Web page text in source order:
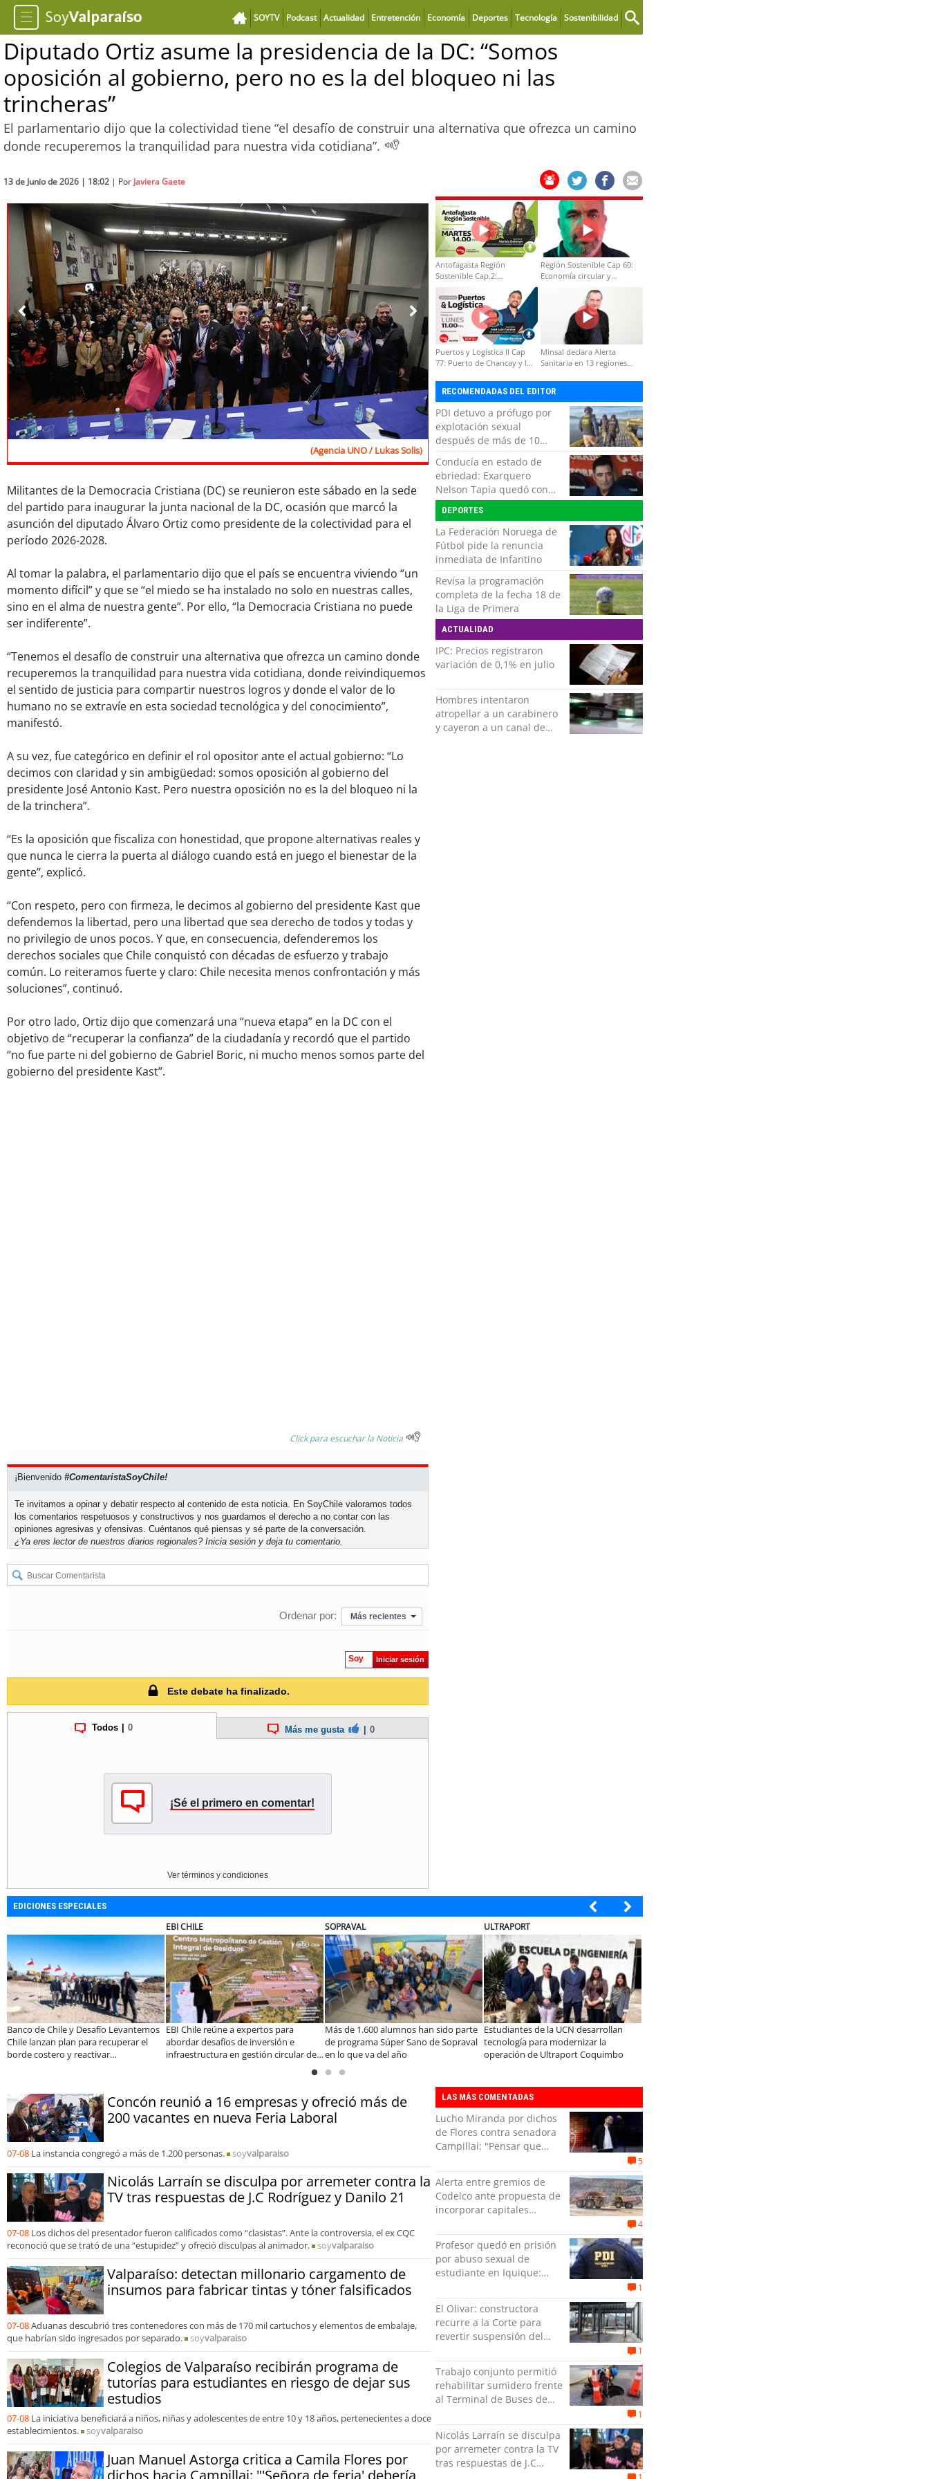
SOYTV Podcast Actualidad Entretención Economía Deportes Tecnología Sostenibilidad
Diputado Ortiz asume la presidencia de la DC: “Somos
oposición al gobierno, pero no es la del bloqueo ni las
trincheras”
El parlamentario dijo que la colectividad tiene “el desafío de construir una alternativa que ofrezca un camino
donde recuperemos la tranquilidad para nuestra vida cotidiana”.
13 de Junio de 2026 | 18:02 | Por Javiera Gaete
(Agencia UNO / Lukas Solis)
Militantes de la Democracia Cristiana (DC) se reunieron este sábado en la sede
del partido para inaugurar la junta nacional de la DC, ocasión que marcó la
asunción del diputado Álvaro Ortiz como presidente de la colectividad para el
período 2026-2028.
Al tomar la palabra, el parlamentario dijo que el país se encuentra viviendo “un
momento difícil” y que se “el miedo se ha instalado no solo en nuestras calles,
sino en el alma de nuestra gente”. Por ello, “la Democracia Cristiana no puede
ser indiferente”.
“Tenemos el desafío de construir una alternativa que ofrezca un camino donde
recuperemos la tranquilidad para nuestra vida cotidiana, donde reivindiquemos
el sentido de justicia para compartir nuestros logros y donde el valor de lo
humano no se extravíe en esta sociedad tecnológica y del conocimiento”,
manifestó.
A su vez, fue categórico en definir el rol opositor ante el actual gobierno: “Lo
decimos con claridad y sin ambigüedad: somos oposición al gobierno del
presidente José Antonio Kast. Pero nuestra oposición no es la del bloqueo ni la
de la trinchera”.
“Es la oposición que fiscaliza con honestidad, que propone alternativas reales y
que nunca le cierra la puerta al diálogo cuando está en juego el bienestar de la
gente”, explicó.
“Con respeto, pero con firmeza, le decimos al gobierno del presidente Kast que
defendemos la libertad, pero una libertad que sea derecho de todos y todas y
no privilegio de unos pocos. Y que, en consecuencia, defenderemos los
derechos sociales que Chile conquistó con décadas de esfuerzo y trabajo
común. Lo reiteramos fuerte y claro: Chile necesita menos confrontación y más
soluciones”, continuó.
Por otro lado, Ortiz dijo que comenzará una “nueva etapa” en la DC con el
objetivo de “recuperar la confianza” de la ciudadanía y recordó que el partido
“no fue parte ni del gobierno de Gabriel Boric, ni mucho menos somos parte del
gobierno del presidente Kast”.
Click para escuchar la Noticia
¡Bienvenido #ComentaristaSoyChile!
Te invitamos a opinar y debatir respecto al contenido de esta noticia. En SoyChile valoramos todos
los comentarios respetuosos y constructivos y nos guardamos el derecho a no contar con las
opiniones agresivas y ofensivas. Cuéntanos qué piensas y sé parte de la conversación.
¿Ya eres lector de nuestros diarios regionales? Inicia sesión y deja tu comentario.
Ordenar por: Más recientes
Soy Iniciar sesión
Este debate ha finalizado.
Todos 0 Más me gusta 0
¡Sé el primero en comentar!
Ver términos y condiciones
Antofagasta Región
Sostenible Cap.2:
Educación ambiental y
formación de capacidades
técnicas
Región Sostenible Cap 60:
Economía circular y
Puertos y Logística II Cap
77: Puerto de Chancay y la
Minsal declara Alerta
Sanitaria en 13 regiones
RECOMENDADAS DEL EDITOR
PDI detuvo a prófugo por
explotación sexual
después de más de 10
horas de navegación en la
zona austral
Conducía en estado de
ebriedad: Exarquero
Nelson Tapia quedó con
lesiones graves tras
accidente vehicular
DEPORTES
La Federación Noruega de
Fútbol pide la renuncia
inmediata de Infantino
Revisa la programación
completa de la fecha 18 de
la Liga de Primera
ACTUALIDAD
IPC: Precios registraron
variación de 0,1% en julio
Hombres intentaron
atropellar a un carabinero
y cayeron a un canal de
EDICIONES ESPECIALES
Banco de Chile y Desafío Levantemos
Chile lanzan plan para recuperar el
borde costero y reactivar
EBI CHILE
EBI Chile reúne a expertos para
abordar desafíos de inversión e
infraestructura en gestión circular de
SOPRAVAL
Más de 1.600 alumnos han sido parte
de programa Súper Sano de Sopraval
en lo que va del año
ULTRAPORT
Estudiantes de la UCN desarrollan
tecnología para modernizar la
operación de Ultraport Coquimbo
Concón reunió a 16 empresas y ofreció más de
200 vacantes en nueva Feria Laboral
07-08 La instancia congregó a más de 1.200 personas. soyvalparaiso
Nicolás Larraín se disculpa por arremeter contra la
TV tras respuestas de J.C Rodríguez y Danilo 21
07-08 Los dichos del presentador fueron calificados como “clasistas”. Ante la controversia, el ex CQC
reconoció que se trató de una “estupidez” y ofreció disculpas al animador.
soyvalparaiso
Valparaíso: detectan millonario cargamento de
insumos para fabricar tintas y tóner falsificados
07-08Aduanas descubrió tres contenedores con más de 170 mil cartuchos y elementos de embalaje,
que habrían sido ingresados por separado.
soyvalparaiso
Colegios de Valparaíso recibirán programa de
tutorías para estudiantes en riesgo de dejar sus
estudios
07-08 La iniciativa beneficiará a niños, niñas y adolescentes de entre 10 y 18 años, pertenecientes a doce
establecimientos.
soyvalparaiso
Juan Manuel Astorga critica a Camila Flores por
LAS MÁS COMENTADAS
Lucho Miranda por dichos
de Flores contra senadora
Campillai: "Pensar que
es una forma de quitar
dignidad"
5
Alerta entre gremios de
Codelco ante propuesta de
incorporar capitales
4
Profesor quedó en prisión
por abuso sexual de
estudiante en Iquique:
1
El Olivar: constructora
recurre a la Corte para
revertir suspensión del
1
Trabajo conjunto permitió
rehabilitar sumidero frente
al Terminal de Buses de
1
Nicolás Larraín se disculpa
por arremeter contra la TV
tras respuestas de J.C